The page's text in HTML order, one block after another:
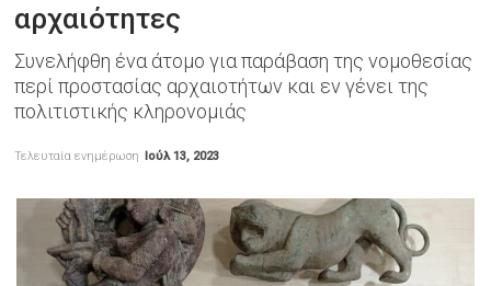
αρχαιότητες
Συνελήφθη ένα άτομο για παράβαση της νομοθεσίας
περί προστασίας αρχαιοτήτων και εν γένει της
πολιτιστικής κληρονομιάς
Τελευταία ενημέρωση Ιούλ 13, 2023